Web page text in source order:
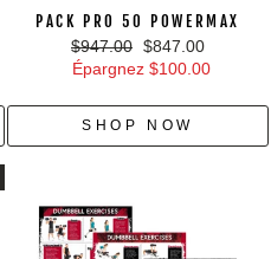
PACK PRO 50 POWERMAX
Prix
régulier
$947.00 Prix
réduit
$847.00
Épargnez $100.00
SHOP NOW